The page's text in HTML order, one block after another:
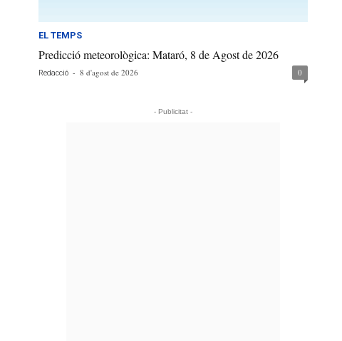
EL TEMPS
Predicció meteorològica: Mataró, 8 de Agost de 2026
Redacció - 8 d'agost de 2026 0
- Publicitat -